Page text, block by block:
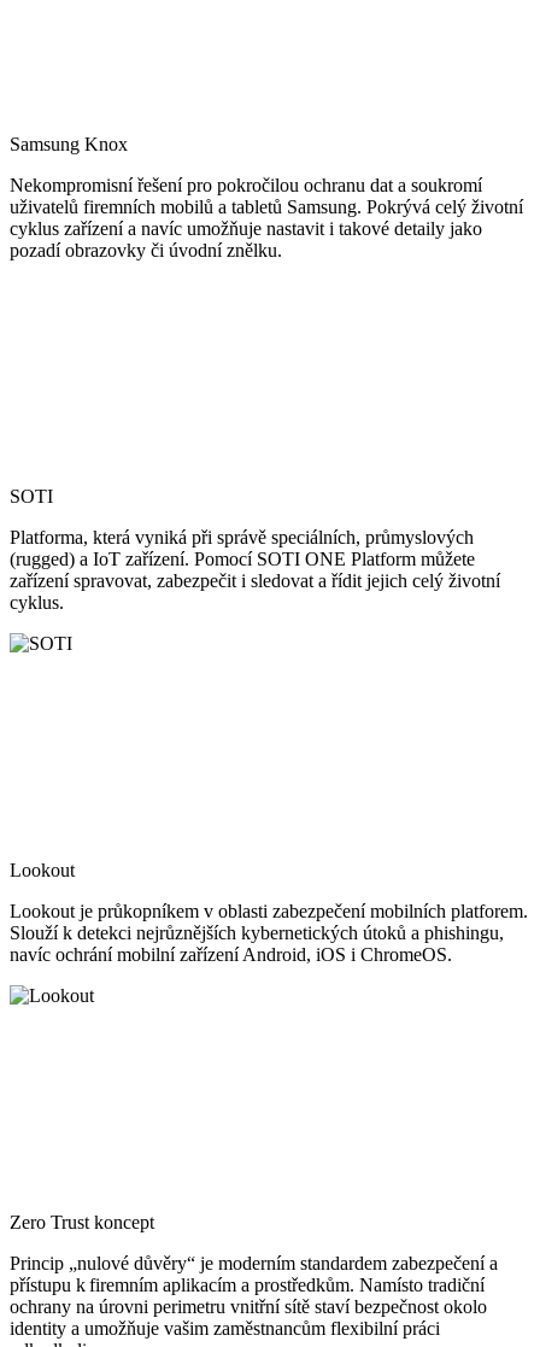
Samsung Knox
Nekompromisní řešení pro pokročilou ochranu dat a soukromí
uživatelů firemních mobilů a tabletů Samsung. Pokrývá celý životní
cyklus zařízení a navíc umožňuje nastavit i takové detaily jako
pozadí obrazovky či úvodní znělku.
SOTI
Platforma, která vyniká při správě speciálních, průmyslových
(rugged) a IoT zařízení. Pomocí SOTI ONE Platform můžete
zařízení spravovat, zabezpečit i sledovat a řídit jejich celý životní
cyklus.
Lookout
Lookout je průkopníkem v oblasti zabezpečení mobilních platforem.
Slouží k detekci nejrůznějších kybernetických útoků a phishingu,
navíc ochrání mobilní zařízení Android, iOS i ChromeOS.
Zero Trust koncept
Princip „nulové důvěry“ je moderním standardem zabezpečení a
přístupu k firemním aplikacím a prostředkům. Namísto tradiční
ochrany na úrovni perimetru vnitřní sítě staví bezpečnost okolo
identity a umožňuje vašim zaměstnancům flexibilní práci